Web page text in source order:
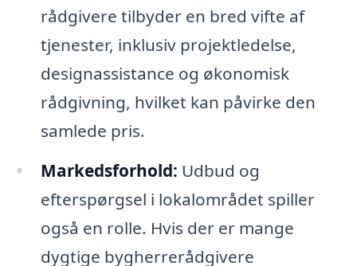
rådgivere tilbyder en bred vifte af
tjenester, inklusiv projektledelse,
designassistance og økonomisk
rådgivning, hvilket kan påvirke den
samlede pris.
Markedsforhold: Udbud og
efterspørgsel i lokalområdet spiller
også en rolle. Hvis der er mange
dygtige bygherrerådgivere